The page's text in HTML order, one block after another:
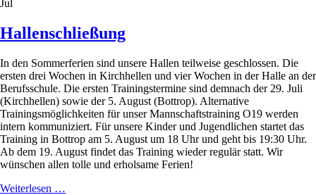
Jul
Hallenschließung
In den Sommerferien sind unsere Hallen teilweise geschlossen. Die
ersten drei Wochen in Kirchhellen und vier Wochen in der Halle an der
Berufsschule. Die ersten Trainingstermine sind demnach der 29. Juli
(Kirchhellen) sowie der 5. August (Bottrop). Alternative
Trainingsmöglichkeiten für unser Mannschaftstraining O19 werden
intern kommuniziert. Für unsere Kinder und Jugendlichen startet das
Training in Bottrop am 5. August um 18 Uhr und geht bis 19:30 Uhr.
Ab dem 19. August findet das Training wieder regulär statt. Wir
wünschen allen tolle und erholsame Ferien!
Weiterlesen …